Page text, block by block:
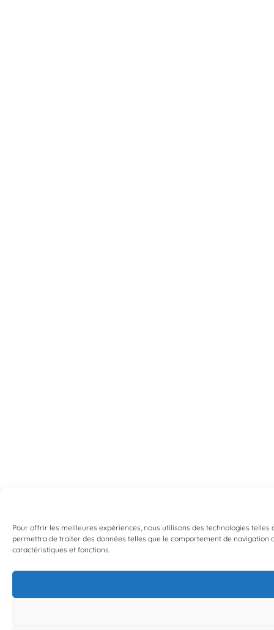
Pour offrir les meilleures expériences, nous utilisons des technologies
permettra de traiter des données telles que le comportement de
caractéristiques et fonctions.